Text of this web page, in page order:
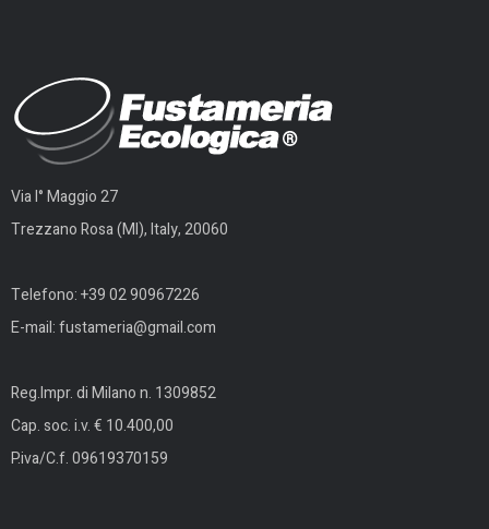
Via I° Maggio 27
Trezzano Rosa (MI), Italy, 20060
Telefono:+39 02 90967226
E-mail:fustameria@gmail.com
Reg.Impr. di Milano n. 1309852
Cap. soc. i.v. € 10.400,00
P.iva/C.f. 09619370159